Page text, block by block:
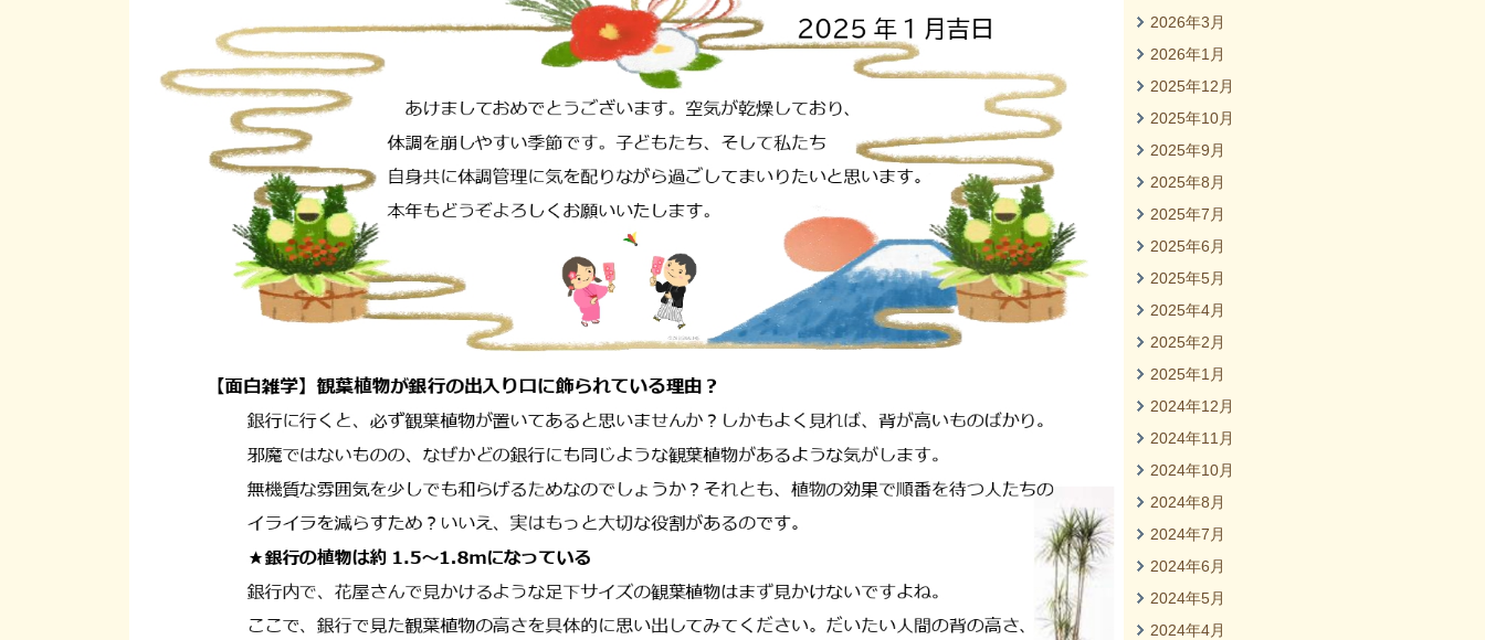
2026年3月
2026年1月
2025年12月
2025年10月
2025年9月
2025年8月
2025年7月
2025年6月
2025年5月
2025年4月
2025年2月
2025年1月
2024年12月
2024年11月
2024年10月
2024年8月
2024年7月
2024年6月
2024年5月
2024年4月